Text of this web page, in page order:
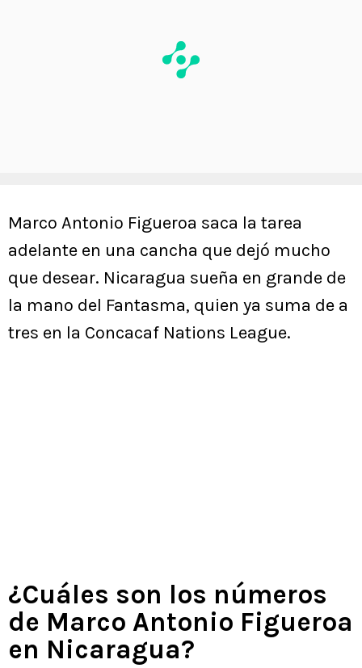
Marco Antonio Figueroa saca la tarea
adelante en una cancha que dejó mucho
que desear. Nicaragua sueña en grande de
la mano del Fantasma, quien ya suma de a
tres en la Concacaf Nations League.
¿Cuáles son los números
de Marco Antonio Figueroa
en Nicaragua?